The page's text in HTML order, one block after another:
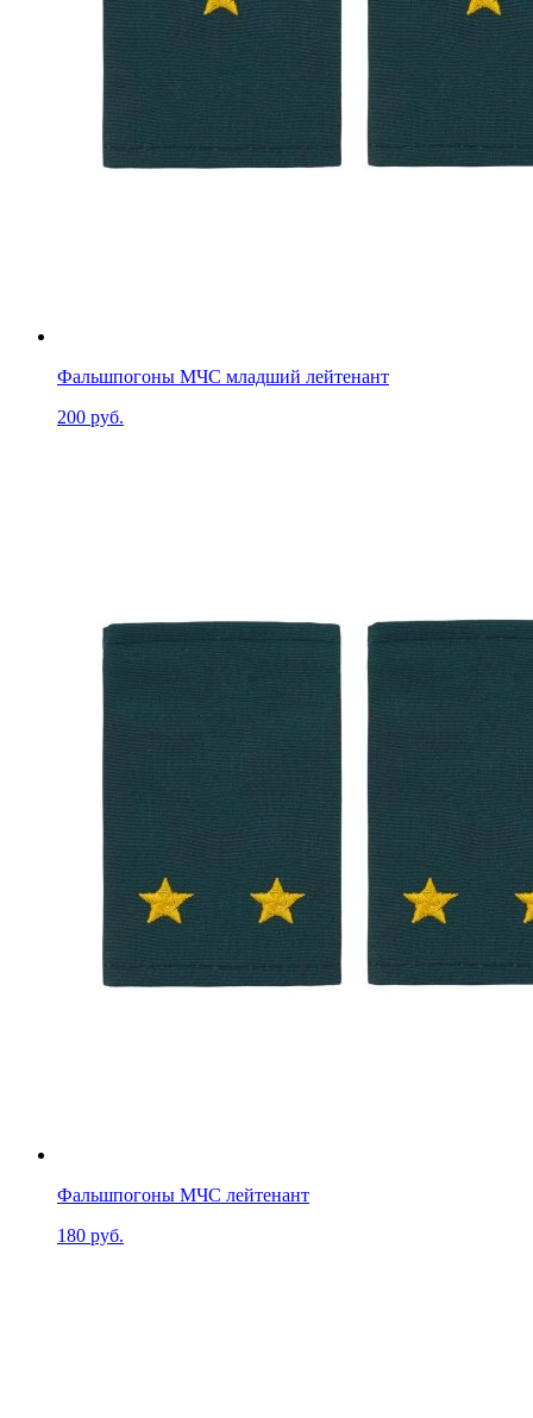
Фальшпогоны МЧС младший лейтенант
200 руб.
Фальшпогоны МЧС лейтенант
180 руб.